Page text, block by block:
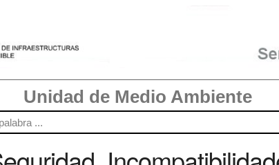
Unidad de Medio Ambiente